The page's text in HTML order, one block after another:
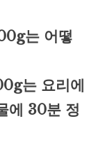
는 어떻
는 요리에
에 30분 정